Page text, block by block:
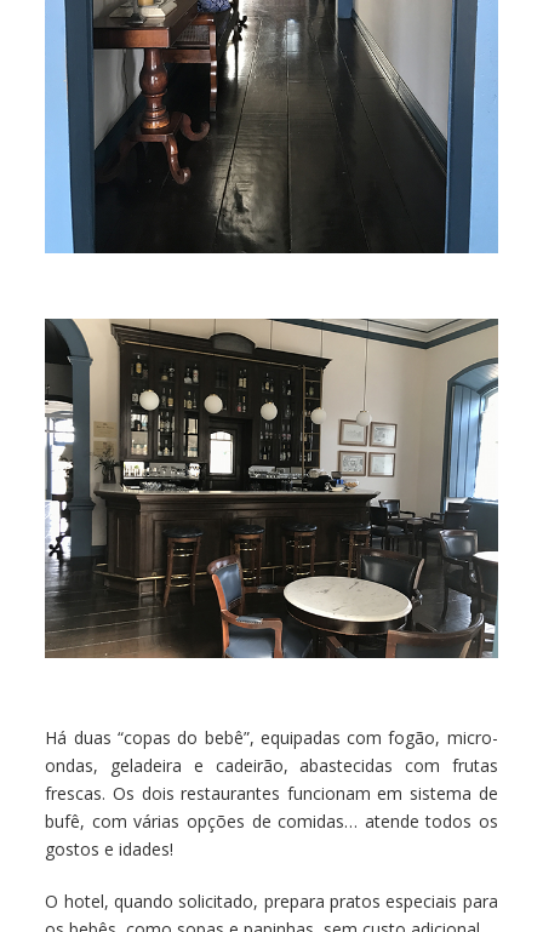
Há duas “copas do bebê”, equipadas com fogão, micro-
ondas, geladeira e cadeirão, abastecidas com frutas
frescas. Os dois restaurantes funcionam em sistema de
bufê, com várias opções de comidas… atende todos os
gostos e idades!
O hotel, quando solicitado, prepara pratos especiais para